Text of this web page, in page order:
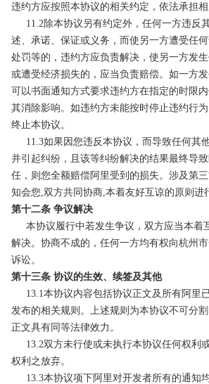
违约方应按照本协议的相关约定，依法承担相
11.2除本协议另有约定外，任何一方违反
述、承诺、保证或义务，而使另一方遭受任何
处罚等的，违约方应负责解决，使另一方发
或遭受经济损失的，应当负责赔偿。如一方
可以书面通知方式要求违约方在指定的时限
其消除影响。如违约方未能按时停止违约行
终止本协议。
11.3如果因您违反本协议，而导致任何其
并引起纠纷，且该等纠纷解决的结果最终导
任，则您全额赔偿阿里受到的损失。涉及第
知会您,双方共同协商,本着友好互谅的原则进
第十二条 争议解决
本协议履行中若发生争议，双方应当本着
解决。协商不成的，任何一方均有权向杭州
诉讼。
第十三条 协议的生效、续签及其他
13.1本协议内容包括协议正文及所有阿里
发布的相关规则。上述规则为本协议不可分
正文具有同等法律效力。
13.2双方未行使或未执行本协议任何权利
权利之放弃。
13.3本协议项下阿里对开发者所有的通知